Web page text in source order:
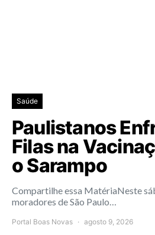
Saúde
Paulistanos
Filas na
o Sarampo
Compartilhe essa MatériaNeste
moradores de São Paulo…
Portal Boas Novas agosto 9, 2026